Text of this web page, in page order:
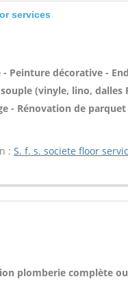
services
- Peinture décorative -
(vinyle, lino, dalles
- Rénovation de parquet
: S. f. s. societe floor
plomberie complète